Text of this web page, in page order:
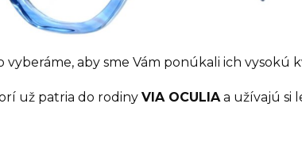
vyberáme, aby sme Vám ponúkali ich vysokú
už patria do rodiny VIA OCULIAa užívajú si